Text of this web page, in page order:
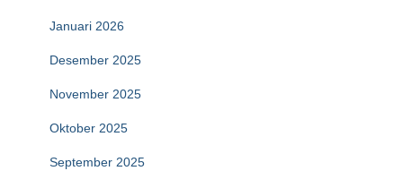
Januari 2026
Desember 2025
November 2025
Oktober 2025
September 2025